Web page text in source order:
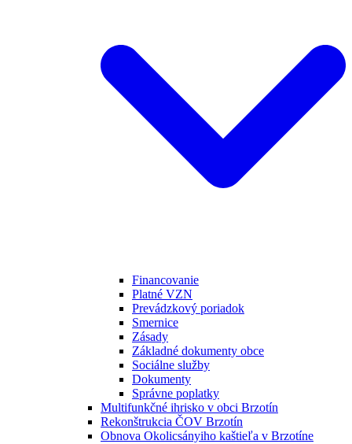
Financovanie
Platné VZN
Prevádzkový poriadok
Smernice
Zásady
Základné dokumenty obce
Sociálne služby
Dokumenty
Správne poplatky
Multifunkčné ihrisko v obci Brzotín
Rekonštrukcia ČOV Brzotín
Obnova Okolicsányiho kaštieľa v Brzotíne